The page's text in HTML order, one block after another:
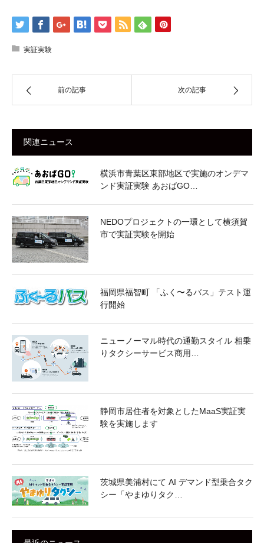
実証実験
前の記事 次の記事
関連ニュース
横浜市青葉区東部地区で実施のオンデマ
ンド実証実験 あおばGO…
NEDOプロジェクトの一環として横須賀
市で実証実験を開始
福岡県福智町 「ふく〜るバス」テスト運
行開始
ニューノーマル時代の通勤スタイル 相乗
りタクシーサービス商用…
静岡市居住者を対象としたMaaS実証実
験を実施します
茨城県美浦村にて AI デマンド型乗合タク
シー「やまゆりタク…